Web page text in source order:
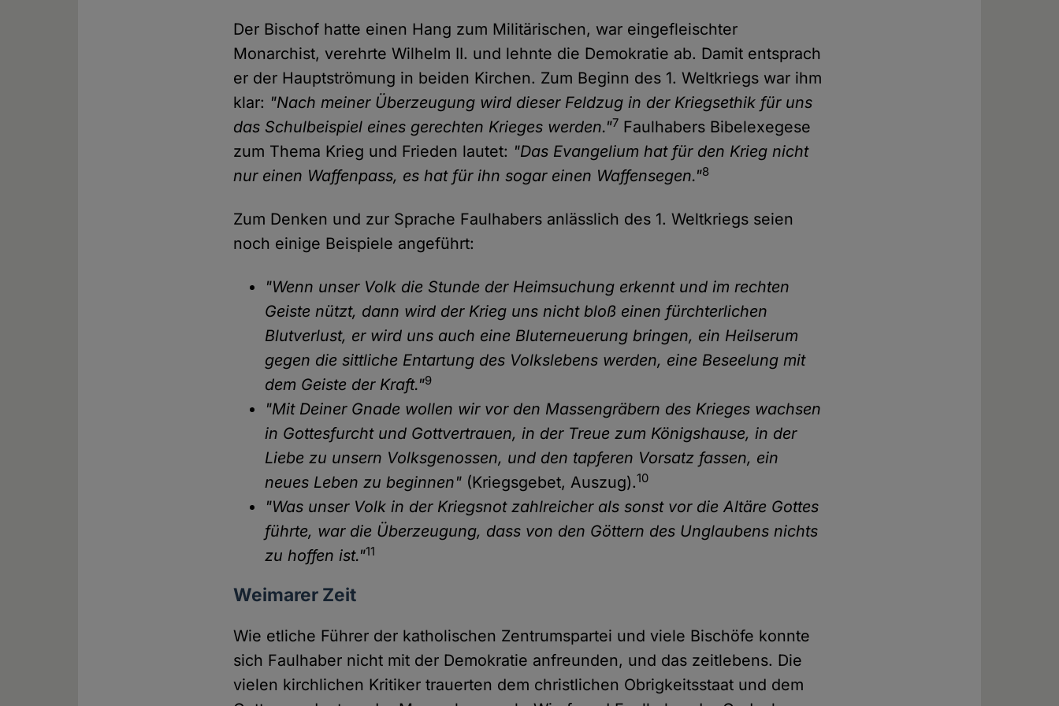
Der Bischof hatte einen Hang zum Militärischen, war eingefleischter
Monarchist, verehrte Wilhelm II. und lehnte die Demokratie ab. Damit entsprach
er der Hauptströmung in beiden Kirchen. Zum Beginn des 1. Weltkriegs war ihm
klar: "Nach meiner Überzeugung wird dieser Feldzug in der Kriegsethik für uns
das Schulbeispiel eines gerechten Krieges werden."7 Faulhabers Bibelexegese
zum Thema Krieg und Frieden lautet: "Das Evangelium hat für den Krieg nicht
nur einen Waffenpass, es hat für ihn sogar einen Waffensegen."8
Zum Denken und zur Sprache Faulhabers anlässlich des 1. Weltkriegs seien
noch einige Beispiele angeführt:
"Wenn unser Volk die Stunde der Heimsuchung erkennt und im rechten
Geiste nützt, dann wird der Krieg uns nicht bloß einen fürchterlichen
Blutverlust, er wird uns auch eine Bluterneuerung bringen, ein Heilserum
gegen die sittliche Entartung des Volkslebens werden, eine Beseelung mit
dem Geiste der Kraft."9
"Mit Deiner Gnade wollen wir vor den Massengräbern des Krieges wachsen
in Gottesfurcht und Gottvertrauen, in der Treue zum Königshause, in der
Liebe zu unsern Volksgenossen, und den tapferen Vorsatz fassen, ein
neues Leben zu beginnen" (Kriegsgebet, Auszug).10
"Was unser Volk in der Kriegsnot zahlreicher als sonst vor die Altäre Gottes
führte, war die Überzeugung, dass von den Göttern des Unglaubens nichts
zu hoffen ist."11
Weimarer Zeit
Wie etliche Führer der katholischen Zentrumspartei und viele Bischöfe konnte
sich Faulhaber nicht mit der Demokratie anfreunden, und das zeitlebens. Die
vielen kirchlichen Kritiker trauerten dem christlichen Obrigkeitsstaat und dem